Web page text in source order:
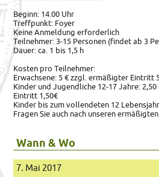
Beginn: 14.00 Uhr
Treffpunkt: Foyer
Keine Anmeldung erforderlich
Teilnehmer: 3-15 Personen (findet ab 3
Dauer: ca. 1 bis 1,5 h
Kosten pro Teilnehmer:
Erwachsene: 5 € zzgl. ermäßigter Eintritt
Kinder und Jugendliche 12-17 Jahre:
Eintritt 1,50€
Kinder bis zum vollendeten 12
Fragen Sie auch nach unseren
Wann & Wo
7. Mai 2017